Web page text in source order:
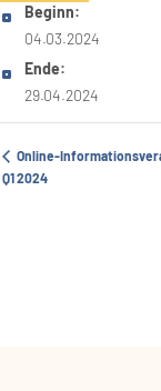
Beginn:
04.03.2024
Ende:
29.04.2024
Online-
Q1 2024